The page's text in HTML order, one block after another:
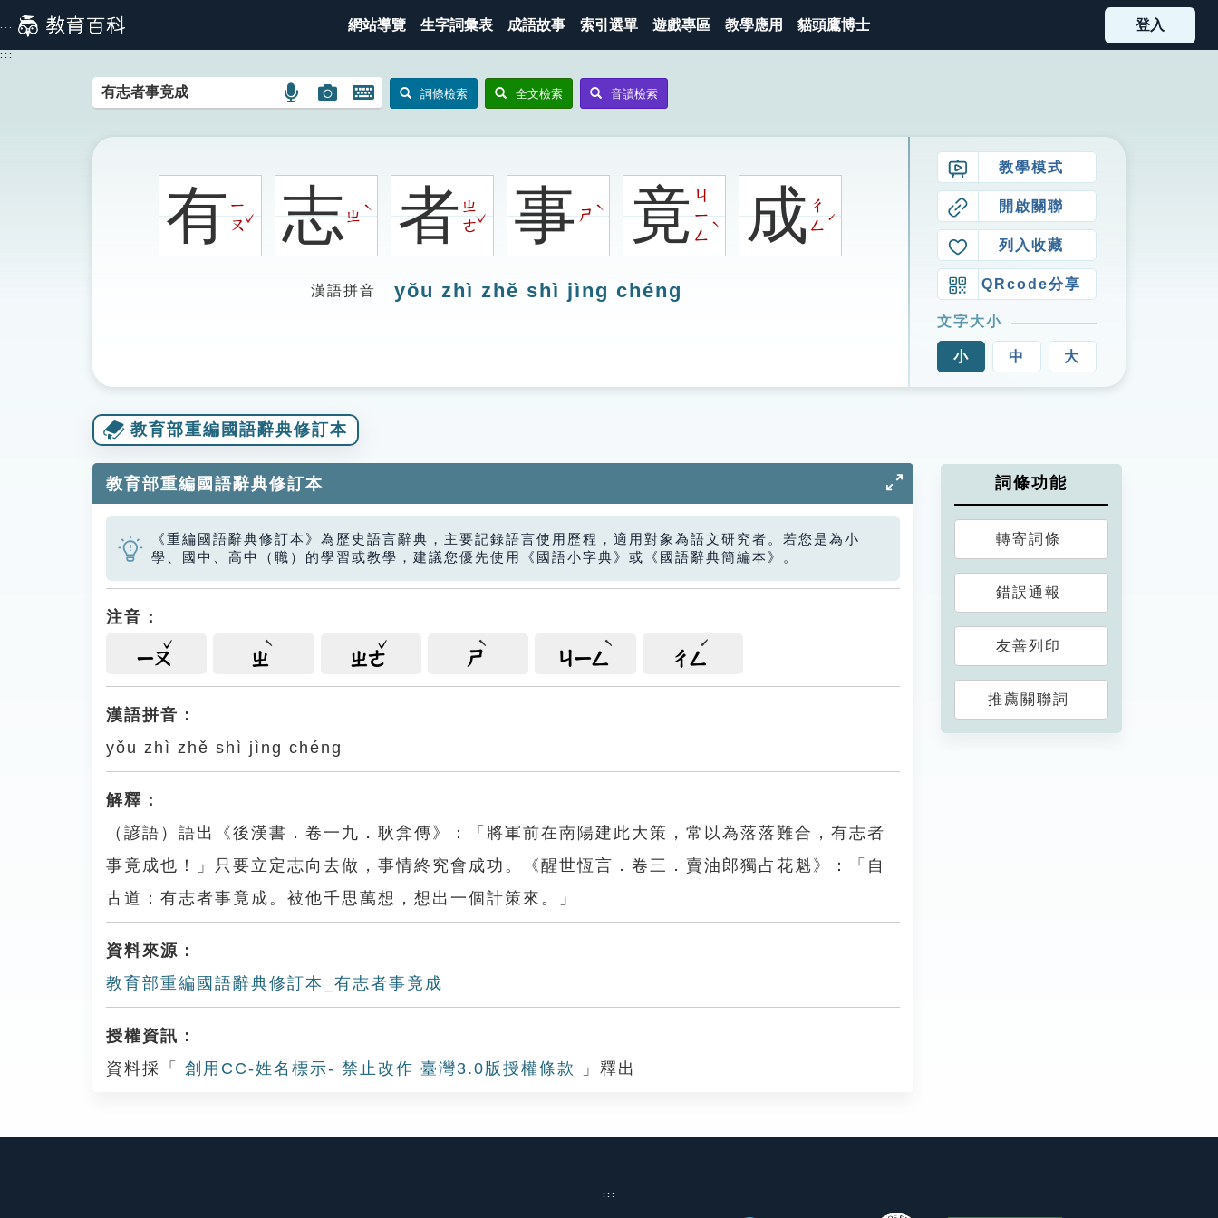
到
主
::: 網站導覽 生字詞彙表 成語故事 索引選單 遊戲專區 教學應用 貓頭鷹博士 登入
:::
語
搜
圖
示
圖
搜
圖
示
開
鍵
圖
示
詞條檢索 全文檢索 音讀檢索
有ㄧ
ㄡ
ˇ 志ㄓ
ˋ 者ㄓ
ㄜ
ˇ 事ㄕ
ˋ 竟ㄐ
ㄧ
ㄥ
ˋ 成ㄔ
ㄥ
ˊ
漢語拼音 yǒu zhì zhě shì jìng chéng
教學模式
開啟關聯
列入收藏
QRcode分享
文字大小
小 中 大
教育部重編國語辭典修訂本
教育部重編國語辭典修訂本
《重編國語辭典修訂本》為歷史語言辭典，主要記錄語言使用歷程，適用對象為語文研究者。若您是為小
學、國中、高中（職）的學習或教學，建議您優先使用《國語小字典》或《國語辭典簡編本》。
注音：
ㄧㄡ ㄓ ㄓㄜ ㄕ ㄐㄧㄥ ㄔㄥ
漢語拼音：
yǒu zhì zhě shì jìng chéng
解釋：
（諺語）語出《後漢書．卷一九．耿弇傳》：「將軍前在南陽建此大策，常以為落落難合，有志者
事竟成也！」只要立定志向去做，事情終究會成功。《醒世恆言．卷三．賣油郎獨占花魁》：「自
古道：有志者事竟成。被他千思萬想，想出一個計策來。」
資料來源：
教育部重編國語辭典修訂本_有志者事竟成
授權資訊：
資料採「
創用CC-姓名標示- 禁止改作 臺灣3.0版授權條款 」釋出
詞條功能
轉寄詞條
錯誤通報
友善列印
推薦關聯詞
:::